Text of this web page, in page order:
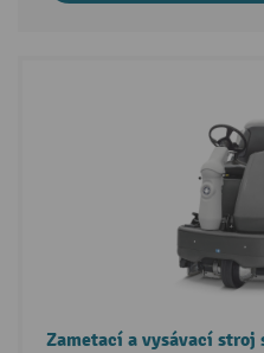
Zametací a vysávací stroj